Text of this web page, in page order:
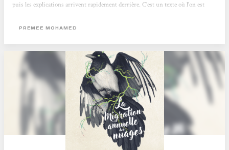
puis les explications arrivent rapidement derrière. C'est un texte où l'on est
champignon) depuis sa naissance et qui vit dans une communauté qui s'est
infrastructures sont tombées,...
PREMEE MOHAMED